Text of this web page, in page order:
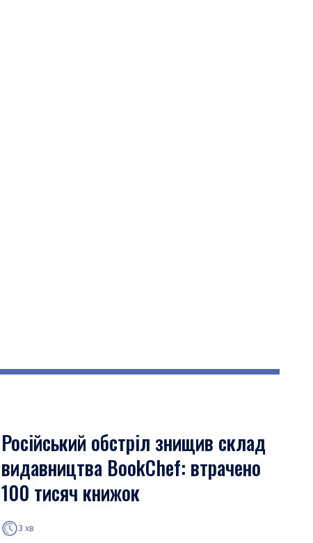
Російський обстріл знищив склад
видавництва BookChef: втрачено
100 тисяч книжок
3 хв